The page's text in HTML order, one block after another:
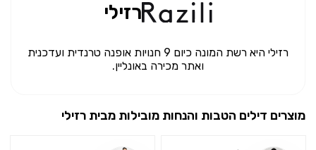
רזילי
רזילי היא רשת המונה כיום 9 חנויות אופנה טרנדית ועדכנית
ואתר מכירה באונליין.
מוצרים דילים הטבות והנחות מובילות מבית רזילי